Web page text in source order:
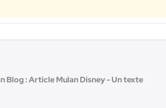
Blog : Article Mulan Disney - Un texte